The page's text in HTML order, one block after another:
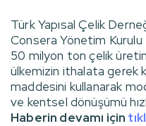
Türk Yapısal Çelik
Consera Yönetim Kurulu
50 milyon ton çelik
ülkemizin ithalata gerek
maddesini kullanarak
ve kentsel dönüşümü
Haberin devamı için